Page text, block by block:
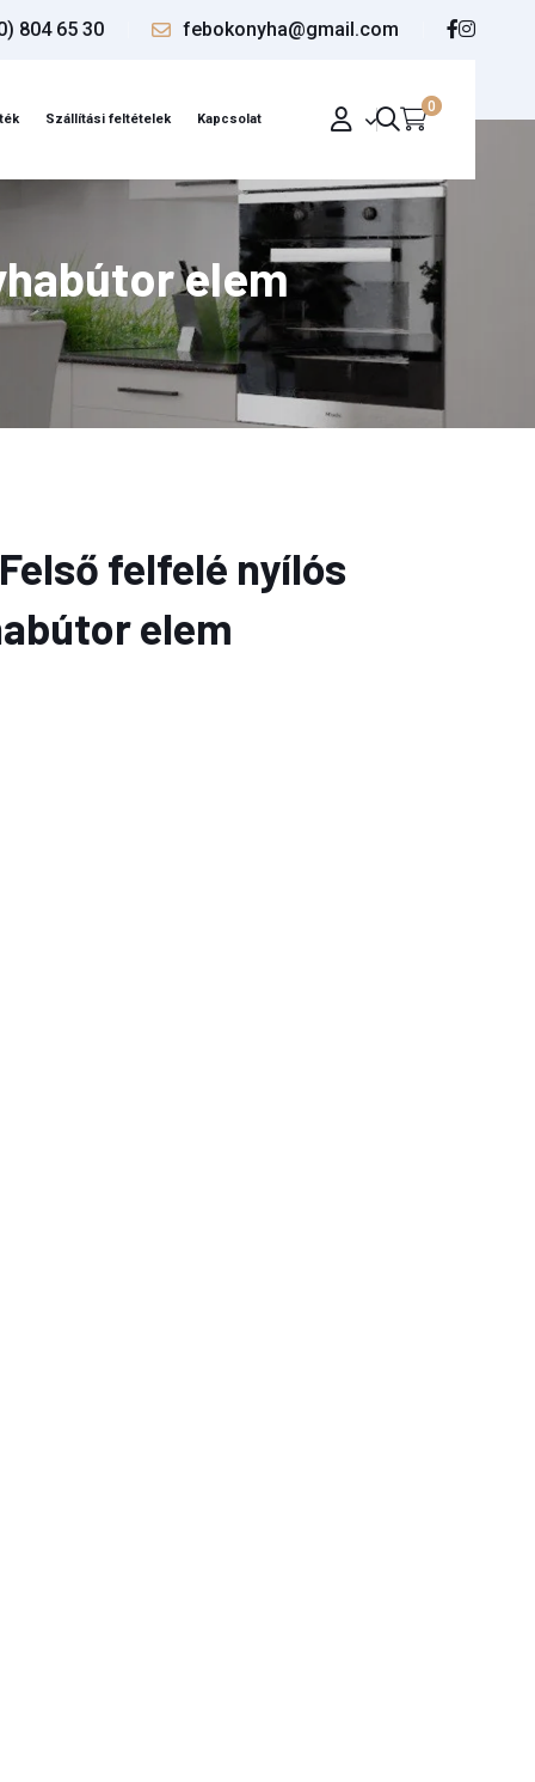
804 65 30 febokonyha@gmail.com
Szállítási feltételek Kapcsolat
0
elem
felfelé nyílós
elem